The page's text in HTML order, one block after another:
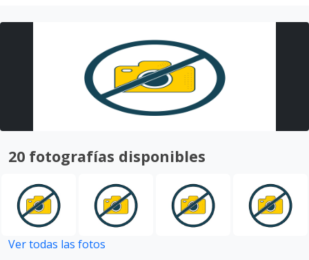
20 fotografías disponibles
Ver todas las fotos